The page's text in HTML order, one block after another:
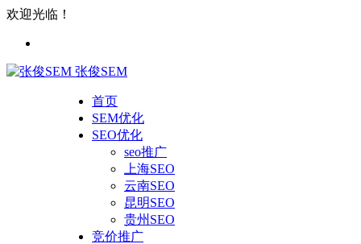
欢迎光临！
张俊SEM
首页
SEM优化
SEO优化
seo推广
上海SEO
云南SEO
昆明SEO
贵州SEO
竞价推广